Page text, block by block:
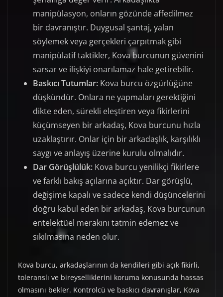
manipülasyon, onların gözünde affedilmez
bir davranıştır. Duygusal şantaj, yalan
söylemek veya gerçekleri çarpıtmak gibi
manipülatif taktikler, Kova burcunun güvenini
sarsar ve ilişkiyi onarılamaz hale getirebilir.
Baskıcı Tutumlar: Kova burcu özgürlüğüne
düşkündür. Onlara ne yapmaları gerektiğini
dikte eden, sürekli eleştiren veya fikirlerini
küçümseyen bir arkadaş, Kova burcunu hızla
uzaklaştırır. Onlar için bir arkadaşlık, karşılıklı
saygı ve anlayış üzerine kurulu olmalıdır.
Dar Görüşlülük: Kova burcu yenilikçi fikirlere
ve farklı bakış açılarına açıktır. Dar görüşlü,
değişime kapalı ve sadece kendi düşüncelerini
doğru kabul eden bir arkadaş, Kova burcunun
entelektüel merakını tatmin edemez ve
sıkılmasına neden olur.
Kova burcu, arkadaşlarının da kendileri gibi açık fikirli,
toleranslı ve bireyselliklerini koruma konusunda hassas
olmasını bekler. Kontrolcü ve baskıcı davranışlar, Kova